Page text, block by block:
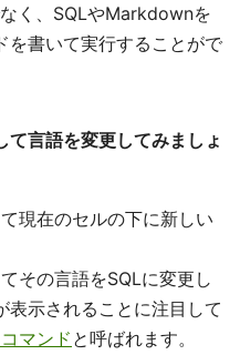
く、SQLやMarkdownを
を書いて実行することがで
言語を変更してみましょ
現在のセルの下に新しい
その言語をSQLに変更し
表示されることに注目して
マンド と呼ばれます。